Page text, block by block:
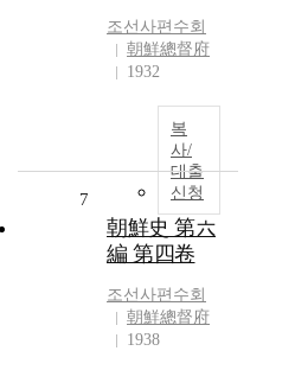
조선사편수회
朝鮮總督府
1932
복
사/
대출
신청
7
朝鮮史 第六
編 第四卷
조선사편수회
朝鮮總督府
1938